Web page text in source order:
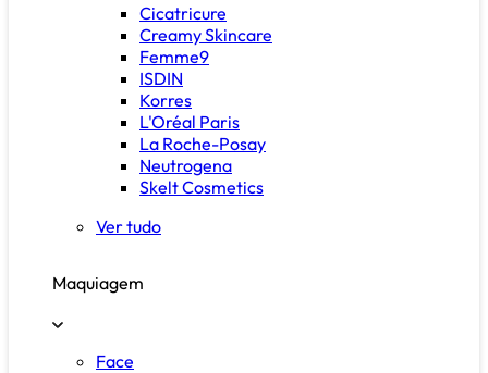
Cicatricure
Creamy Skincare
Femme9
ISDIN
Korres
L'Oréal Paris
La Roche-Posay
Neutrogena
Skelt Cosmetics
Ver tudo
Maquiagem
Face